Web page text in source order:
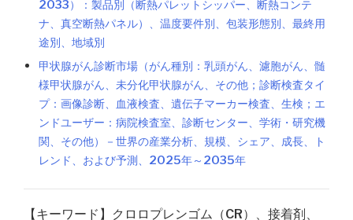
2033）：製品別（断熱パレットシッパー、断熱コンテ
ナ、真空断熱パネル）、温度要件別、包装形態別、最終用
途別、地域別
甲状腺がん診断市場（がん種別：乳頭がん、濾胞がん、髄
様甲状腺がん、未分化甲状腺がん、その他；診断検査タイ
プ：画像診断、血液検査、遺伝子マーカー検査、生検；エ
ンドユーザー：病院検査室、診断センター、学術・研究機
関、その他）－世界の産業分析、規模、シェア、成長、ト
レンド、および予測、2025年～2035年
【キーワード】クロロプレンゴム（CR）、接着剤、